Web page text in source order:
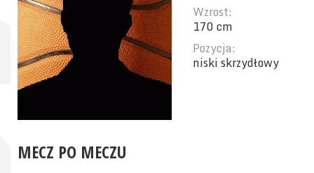
Wzrost:
170 cm
Pozycja:
niski skrzydłowy
MECZ PO MECZU